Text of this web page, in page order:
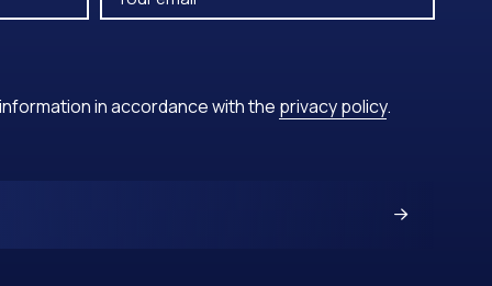
in accordance with the privacy policy.